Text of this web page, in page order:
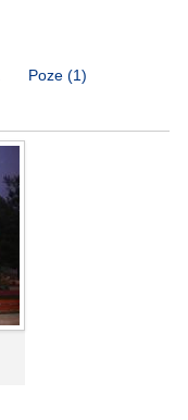
Poze (1)